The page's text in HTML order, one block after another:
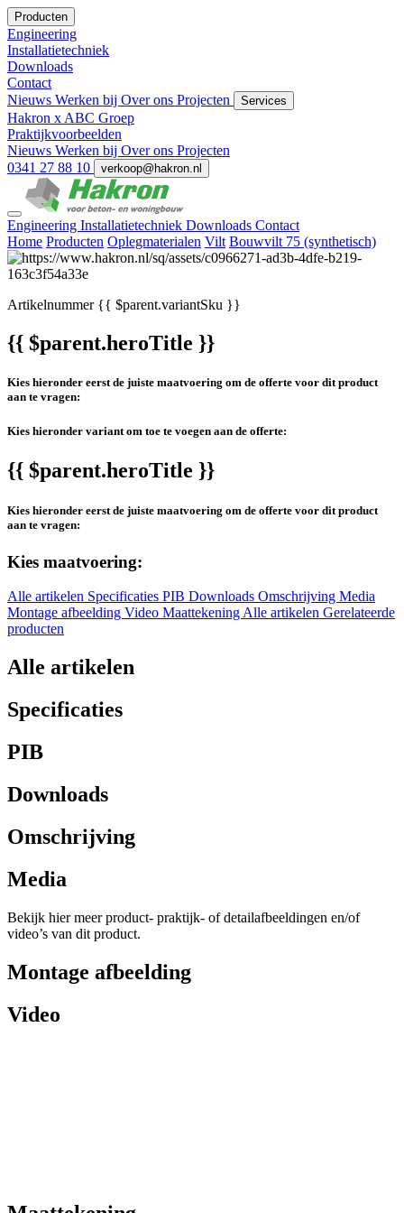
Producten
Engineering
Installatietechniek
Downloads
Contact
Nieuws Werken bij Over ons Projecten Services
Hakron x ABC Groep
Praktijkvoorbeelden
Nieuws Werken bij Over ons Projecten
0341 27 88 10
verkoop@hakron.nl
Engineering Installatietechniek Downloads Contact
Home Producten Oplegmaterialen Vilt Bouwvilt 75 (synthetisch)
Artikelnummer{{ $parent.variantSku }}
{{ $parent.heroTitle }}
Kies hieronder eerst de juiste maatvoering om de offerte voor dit product
aan te vragen:
Kies hieronder variant om toe te voegen aan de offerte:
{{ $parent.heroTitle }}
Kies hieronder eerst de juiste maatvoering om de offerte voor dit product
aan te vragen:
Kies maatvoering:
Alle artikelen Specificaties PIB Downloads Omschrijving Media
Montage afbeelding Video MaattekeningAlle artikelen Gerelateerde
producten
Alle artikelen
Specificaties
PIB
Downloads
Omschrijving
Media
Bekijk hier meer product- praktijk- of detailafbeeldingen en/of
video’s van dit product.
Montage afbeelding
Video